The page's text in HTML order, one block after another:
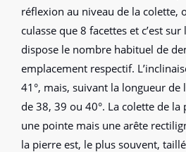
réflexion au niveau de la colette,
culasse que 8 facettes et c’est sur
dispose le nombre habituel de
emplacement respectif.
41°, mais, suivant la longueur de
de 38, 39 ou 40°. La colette de
une pointe mais une arête
la pierre est, le plus souvent,